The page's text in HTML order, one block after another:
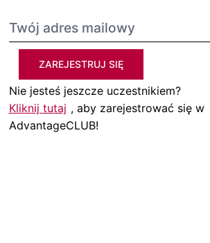
ZAREJESTRUJ SIĘ
Nie jesteś jeszcze uczestnikiem?
Kliknij tutaj , aby zarejestrować się w
AdvantageCLUB!